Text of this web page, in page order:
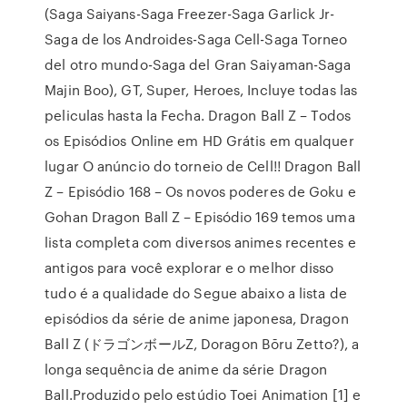
(Saga Saiyans-Saga Freezer-Saga Garlick Jr-
Saga de los Androides-Saga Cell-Saga Torneo
del otro mundo-Saga del Gran Saiyaman-Saga
Majin Boo), GT, Super, Heroes, Incluye todas las
peliculas hasta la Fecha. Dragon Ball Z – Todos
os Episódios Online em HD Grátis em qualquer
lugar O anúncio do torneio de Cell!! Dragon Ball
Z – Episódio 168 – Os novos poderes de Goku e
Gohan Dragon Ball Z – Episódio 169 temos uma
lista completa com diversos animes recentes e
antigos para você explorar e o melhor disso
tudo é a qualidade do Segue abaixo a lista de
episódios da série de anime japonesa, Dragon
Ball Z (ドラゴンボールZ, Doragon Bōru Zetto?), a
longa sequência de anime da série Dragon
Ball.Produzido pelo estúdio Toei Animation [1] e